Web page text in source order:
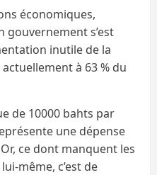
économiques,
gouvernement s’est
inutile de la
à 63 % du
de 10000 bahts par
une dépense
ce dont manquent les
même, c’est de